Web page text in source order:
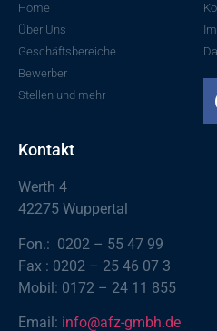
Home
Über Uns
Geschäftsbereiche
Bewerber
Stellen und mehr
Kontakt
Werth 4
42275 Wuppertal
Fon.: 0202 – 55 47 99
Fax : 0202 – 25 46 07 3
Mobil: 0172 – 24 11 855
Email: info@afz-gmbh.de